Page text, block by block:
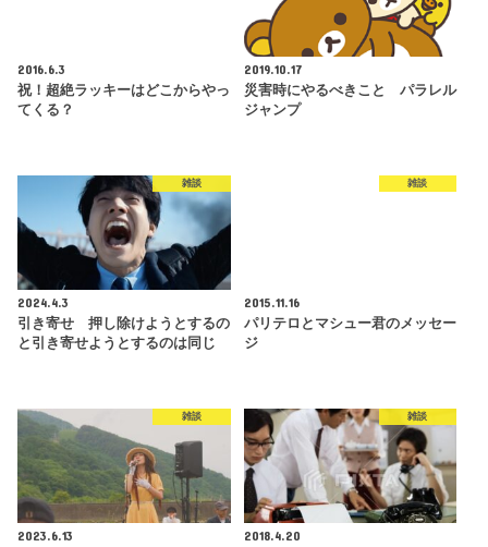
2016.6.3
祝！超絶ラッキーはどこからやっ
てくる？
2019.10.17
災害時にやるべきこと パラレル
ジャンプ
雑談
2024.4.3
引き寄せ 押し除けようとするの
と引き寄せようとするのは同じ
雑談
2015.11.16
パリテロとマシュー君のメッセー
ジ
雑談
2023.6.13
雑談
2018.4.20